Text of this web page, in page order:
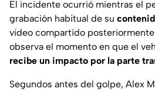
El incidente ocurrió mientras el
grabación habitual de su
video compartido
observa el momento en que el
recibe un impacto por la parte
Segundos antes del golpe, Alex